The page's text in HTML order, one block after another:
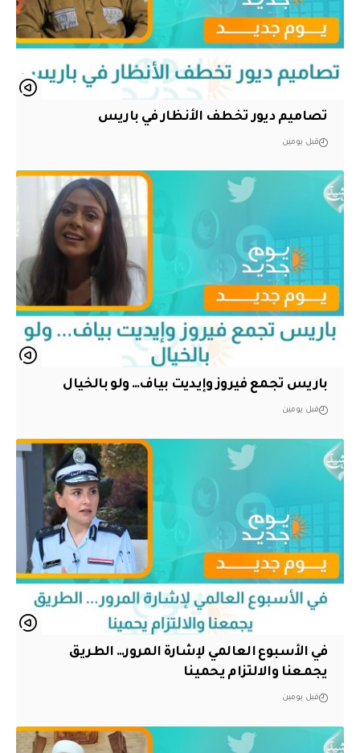
تصاميم ديور تخطف الأنظار في باريس
قبل يومين
باريس تجمع فيروز وإيديت بياف… ولو بالخيال
قبل يومين
في الأسبوع العالمي لإشارة المرور… الطريق
يجمعنا والالتزام يحمينا
قبل يومين